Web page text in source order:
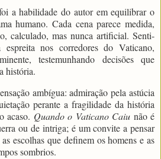
a habilidade do autor em equilibrar o
humano. Cada cena parece medida,
calculado, mas nunca artificial. Senti-
nos corredores do Vaticano,
testemunhando decisões que
história.
ambígua: admiração pela astúcia
perante a fragilidade da história
acaso. Quando o Vaticano Caiu não é
ou de intriga; é um convite a pensar
escolhas que definem os homens e as
sombrios.